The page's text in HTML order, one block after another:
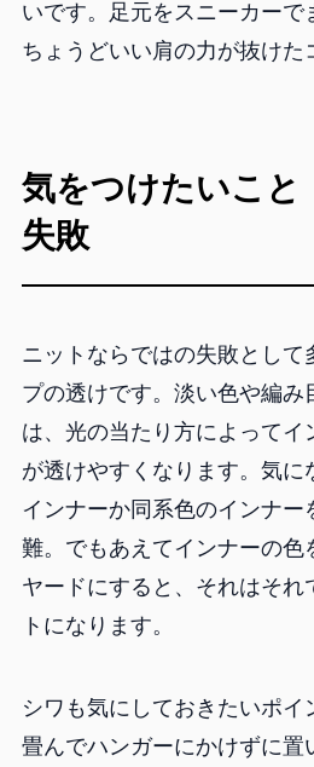
いです。足元をスニーカーで
ちょうどいい肩の力が抜けた
気をつけたいこと
失敗
ニットならではの失敗として
プの透けです。淡い色や編み
は、光の当たり方によってイ
が透けやすくなります。気に
インナーか同系色のインナー
難。でもあえてインナーの色
ヤードにすると、それはそれ
トになります。
シワも気にしておきたいポイ
畳んでハンガーにかけずに置